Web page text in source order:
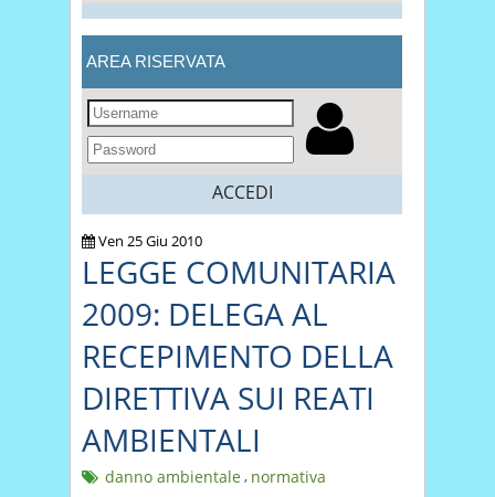
AREA RISERVATA
ACCEDI
Ven 25 Giu 2010
LEGGE COMUNITARIA
2009: DELEGA AL
RECEPIMENTO DELLA
DIRETTIVA SUI REATI
AMBIENTALI
danno ambientale, normativa